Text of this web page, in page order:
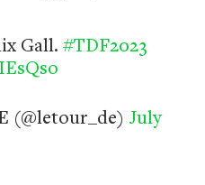
Gall. #TDF2023
(@letour_de) July